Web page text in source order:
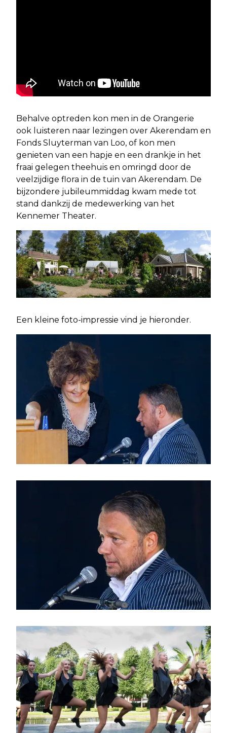
Behalve optreden kon men in de Orangerie
ook luisteren naar lezingen over Akerendam en
Fonds Sluyterman van Loo, of kon men
genieten van een hapje en een drankje in het
fraai gelegen theehuis en omringd door de
veelzijdige flora in de tuin van Akerendam. De
bijzondere jubileummiddag kwam mede tot
stand dankzij de medewerking van het
Kennemer Theater.
Een kleine foto-impressie vind je hieronder.